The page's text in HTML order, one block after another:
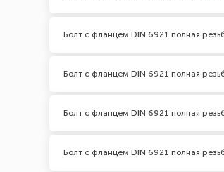
Болт с фланцем DIN 6921 полная
Болт с фланцем DIN 6921 полная
Болт с фланцем DIN 6921 полная
Болт с фланцем DIN 6921 полная